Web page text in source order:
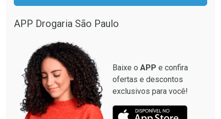
APP Drogaria São Paulo
Baixe o APP e confira
ofertas e descontos
exclusivos para você!